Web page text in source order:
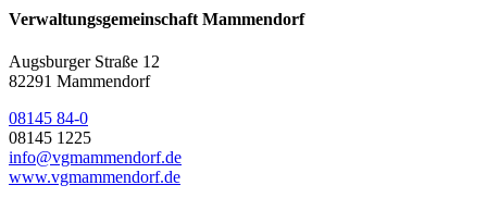
Verwaltungsgemeinschaft Mammendorf
Augsburger Straße 12
82291 Mammendorf
08145 84-0
08145 1225
info@vgmammendorf.de
www.vgmammendorf.de